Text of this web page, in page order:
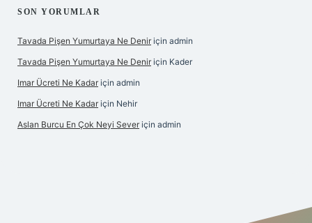
SON YORUMLAR
Tavada Pişen Yumurtaya Ne Denir için admin
Tavada Pişen Yumurtaya Ne Denir için Kader
Imar Ücreti Ne Kadar için admin
Imar Ücreti Ne Kadar için Nehir
Aslan Burcu En Çok Neyi Sever için admin
elexbetgiris.org